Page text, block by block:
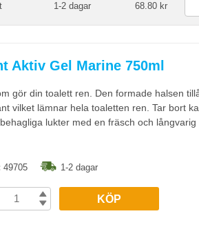
1-2 dagar 68.80 kr
Aktiv Gel Marine 750ml
gör din toalett ren. Den formade halsen
vilket lämnar hela toaletten ren. Tar bort
lukter med en fräsch och långvarig
49705 1-2 dagar
KÖP